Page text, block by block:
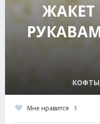
Мне нравится 1